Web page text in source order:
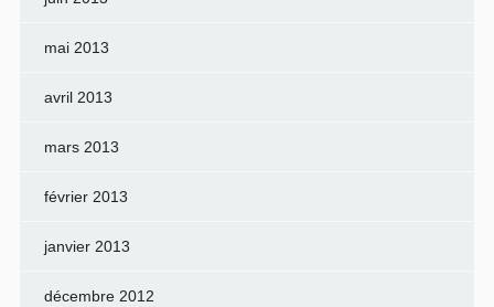
mai 2013
avril 2013
mars 2013
février 2013
janvier 2013
décembre 2012